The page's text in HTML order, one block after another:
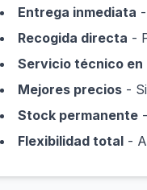
Entrega inmediata
Recogida directa -
Servicio técnico en
Mejores precios -
Stock permanente
Flexibilidad total -